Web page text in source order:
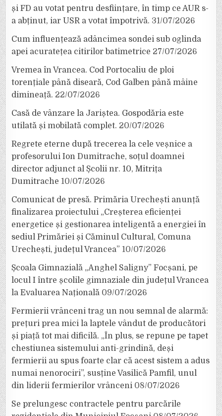
și FD au votat pentru desființare, în timp ce AUR s-
a abținut, iar USR a votat împotrivă. 31/07/2026
Cum influențează adâncimea sondei sub oglinda
apei acuratețea citirilor batimetrice 27/07/2026
Vremea în Vrancea. Cod Portocaliu de ploi
torențiale până diseară, Cod Galben până mâine
dimineață. 22/07/2026
Casă de vânzare la Jariștea. Gospodăria este
utilată și mobilată complet. 20/07/2026
Regrete eterne după trecerea la cele veșnice a
profesorului Ion Dumitrache, soțul doamnei
director adjunct al Școlii nr. 10, Mitrița
Dumitrache 10/07/2026
Comunicat de presă. Primăria Urechești anunță
finalizarea proiectului „Creșterea eficienței
energetice și gestionarea inteligentă a energiei în
sediul Primăriei și Căminul Cultural, Comuna
Urechești, județul Vrancea” 10/07/2026
Școala Gimnazială „Anghel Saligny” Focșani, pe
locul I între școlile gimnaziale din județul Vrancea
la Evaluarea Națională 09/07/2026
Fermierii vrânceni trag un nou semnal de alarmă:
prețuri prea mici la laptele vândut de producători
și piață tot mai dificilă. „În plus, se repune pe tapet
chestiunea sistemului anti-grindină, deși
fermierii au spus foarte clar că acest sistem a adus
numai nenorociri”, susține Vasilică Pamfil, unul
din liderii fermierilor vrânceni 08/07/2026
Se prelungesc contractele pentru parcările